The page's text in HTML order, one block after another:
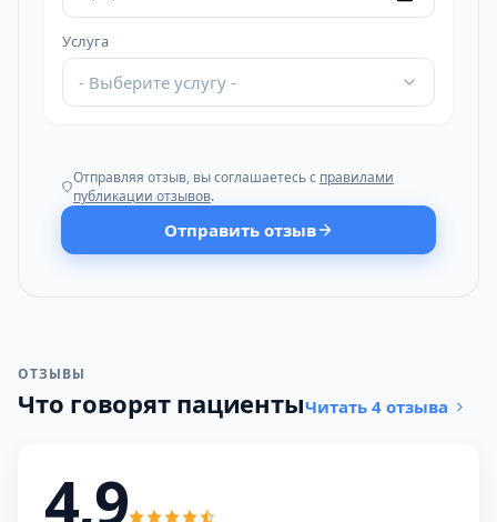
Услуга
- Выберите услугу -
Отправляя отзыв, вы соглашаетесь с правилами
публикации отзывов.
Отправить отзыв
ОТЗЫВЫ
Что говорят пациентыЧитать 4 отзыва
4,9